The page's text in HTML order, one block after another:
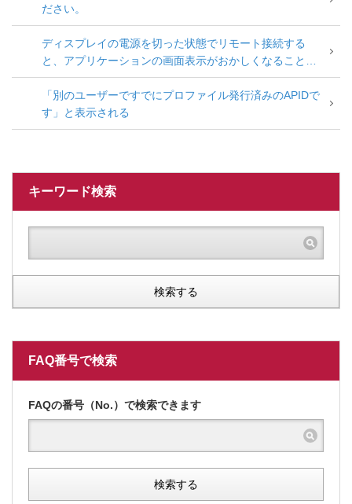
ださい。
ディスプレイの電源を切った状態でリモート接続する
と、アプリケーションの画面表示がおかしくなることが
あります。
「別のユーザーですでにプロファイル発行済みのAPIDで
す」と表示される
キーワード検索
検索する
FAQ番号で検索
FAQの番号（No.）で検索できます
検索する